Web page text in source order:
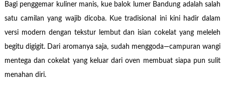
Bagi penggemar kuliner manis, kue balok lumer Bandung adalah salah
satu camilan yang wajib dicoba. Kue tradisional ini kini hadir dalam
versi modern dengan tekstur lembut dan isian cokelat yang meleleh
begitu digigit. Dari aromanya saja, sudah menggoda—campuran wangi
mentega dan cokelat yang keluar dari oven membuat siapa pun sulit
menahan diri.